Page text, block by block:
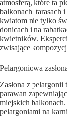
atmosferą, które ta
balkonach,
kwiatom nie tylko
donicach i na
kwietników.
zwisające
Pelargoniowa
Zasłona z pelargonii
parawan
miejskich
pelargoniami na